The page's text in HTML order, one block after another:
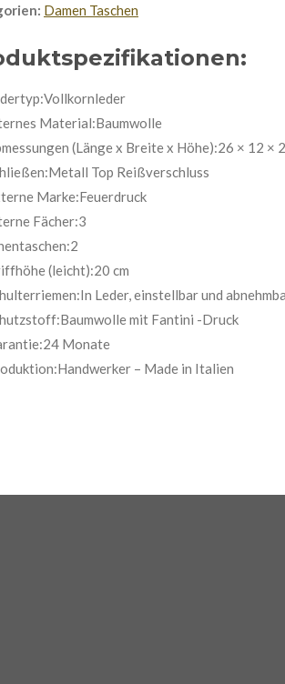
Damen Taschen
Material:Baumwolle
(Länge x Breite x Höhe):26 × 12 ×
Top Reißverschluss
Marke:Feuerdruck
Fächer:3
(leicht):20 cm
Leder, einstellbar und
mit Fantini -Druck
Monate
– Made in Italien